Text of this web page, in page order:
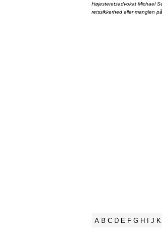
Højesteretsadvokat Michael
retssikkerhed eller manglen
A B C D E F G H J K